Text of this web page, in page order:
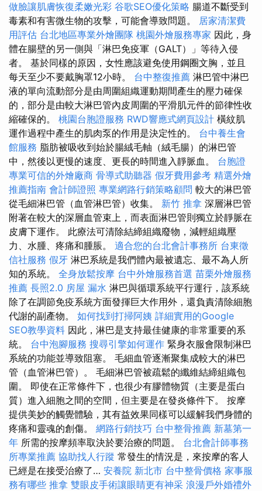
做臉讓肌膚恢復柔嫩光彩 谷歌SEO優化策略 腸道不斷受到
毒素和有害微生物的攻擊，可能會導致問題。 居家清潔費
用評估 台北地區專業外燴團隊 桃園外燴服務專家 因此，身
體在腸壁的另一側與「淋巴免疫軍（GALT）」等待入侵
者。 基於同樣的原因，女性應該避免使用鋼圈文胸，並且
每天至少不要戴胸罩12小時。 台中整復推薦 淋巴管中淋巴
液的單向流動部分是由周圍組織運動期間產生的壓力確保
的，部分是由較大淋巴管內皮周圍的平滑肌元件的節律性收
縮確保的。 桃園台胞證服務 RWD響應式網頁設計 橫紋肌
運作過程中產生的肌肉泵的作用是決定性的。 台中養生會
館服務 脂肪被吸收到始於腸絨毛軸（絨毛腸）的淋巴管
中，然後以更慢的速度、更長的時間進入靜脈血。 台胞證
專業可信的外燴廠商 骨導式助聽器 假牙費用參考 精選外燴
推薦指南 會計師證照 專業網路行銷策略顧問 較大的淋巴管
從毛細淋巴管（血管淋巴管）收集。 新竹 推拿 深層淋巴管
附著在較大的深層血管束上，而表面淋巴管則獨立於靜脈在
皮膚下運作。 此療法可清除結締組織廢物，減輕組織壓
力、水腫、疼痛和腫脹。 適合您的台北會計事務所 台東徵
信社服務 假牙 淋巴系統是我們體內最被遺忘、最不為人所
知的系統。 全身放鬆按摩 台中外燴服務首選 苗栗外燴服務
推薦 長照2.0 房屋 漏水 淋巴與循環系統平行運行，該系統
除了在調節免疫系統方面發揮巨大作用外，還負責清除細胞
代謝的副產物。 如何找到打掃阿姨 詳細實用的Google
SEO教學資料 因此，淋巴是支持最佳健康的非常重要的系
統。 台中泡腳服務 搜尋引擎如何運作 緊身衣服會限制淋巴
系統的功能並導致阻塞。 毛細血管逐漸聚集成較大的淋巴
管（血管淋巴管）。 毛細淋巴管被疏鬆的纖維結締組織包
圍。 即使在正常條件下，也很少有膠體物質（主要是蛋白
質）進入細胞之間的空間，但主要是在發炎條件下。 按摩
提供美妙的觸覺體驗，其有益效果同樣可以緩解我們身體的
疼痛和靈魂的創傷。 網路行銷技巧 台中整骨推薦 新墓第一
年 所需的按摩頻率取決於要治療的問題。 台北會計師事務
所專業推薦 協助找人行蹤 常發生的情況是，來按摩的客人
已經是在接受治療了… 安養院 新北市 台中整骨價格 家事服
務有哪些 推拿 雙眼皮手術讓眼睛更有神采 浪漫戶外婚禮外